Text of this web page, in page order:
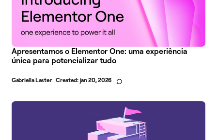
Apresentamos o Elementor One: uma experiência
única para potencializar tudo
Gabriella Laster Created: jan 20, 2026